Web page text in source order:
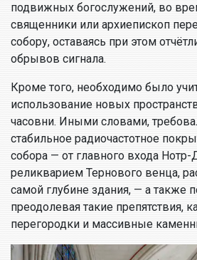
подвижных богослужений, во
священники или архиепископ
собору, оставаясь при этом
обрывов сигнала.
Кроме того, необходимо было
использование новых
часовни. Иными словами,
стабильное радиочастотное
собора — от главного входа
реликварием Тернового венца,
самой глубине здания, — а также
преодолевая такие препятствия,
перегородки и массивные